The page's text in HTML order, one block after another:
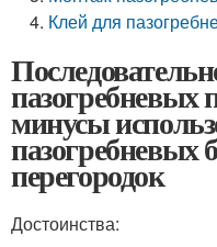
Клей для
минусы
пазогребневых
перегородок
Достоинства: